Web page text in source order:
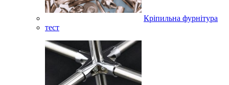
Кріпильна фурнітура
тест